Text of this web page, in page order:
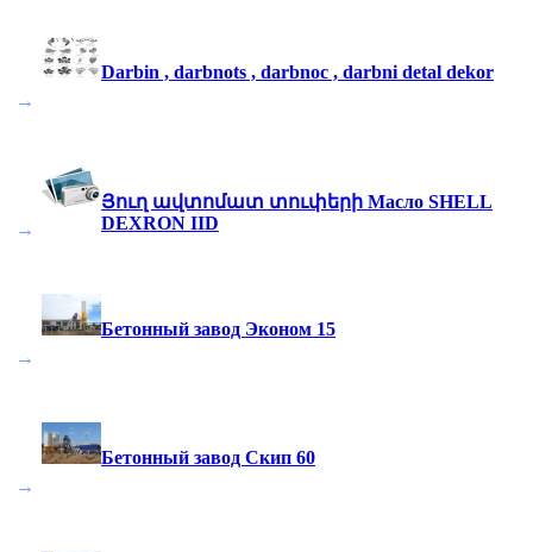
→
Darbin , darbnots , darbnoc , darbni detal dekor
→
Յուղ ավտոմատ տուփերի Масло SHELL
DEXRON IID
→
Бетонный завод Эконом 15
→
Бетонный завод Скип 60